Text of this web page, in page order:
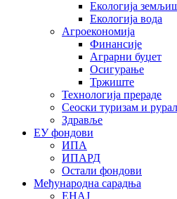
Екологија
Екологија вода
Агроекономија
Финансије
Аграрни буџет
Осигурање
Тржиште
Технологија прераде
Сеоски туризам и
Здравље
ЕУ фондови
ИПА
ИПАРД
Остали фондови
Међународна сарадња
ЕНАЈ